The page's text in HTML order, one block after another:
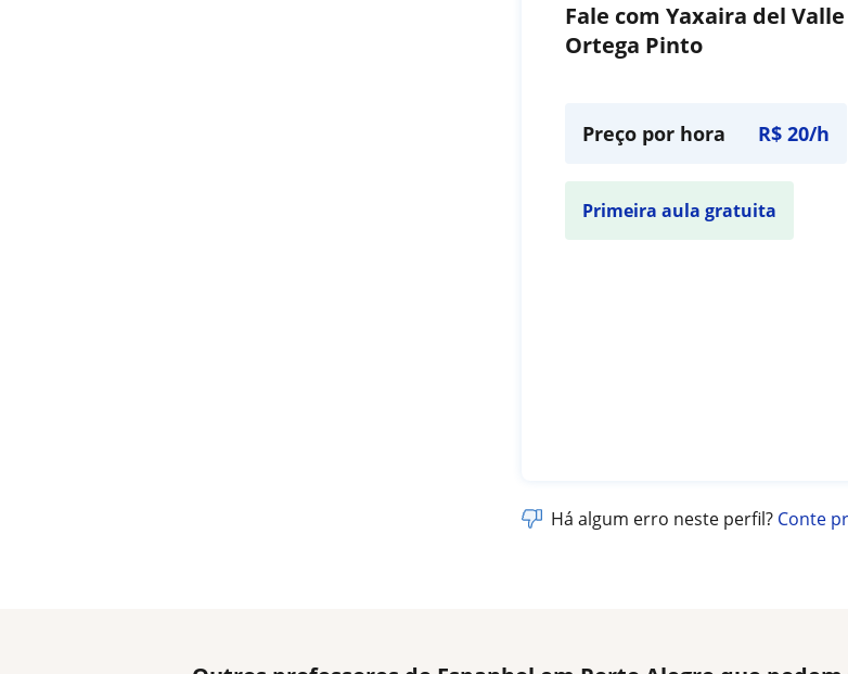
Fale com Yaxaira del Valle
Ortega Pinto
Preço por hora R$ 20/h
Primeira aula gratuita
Há algum erro neste perfil? Conte